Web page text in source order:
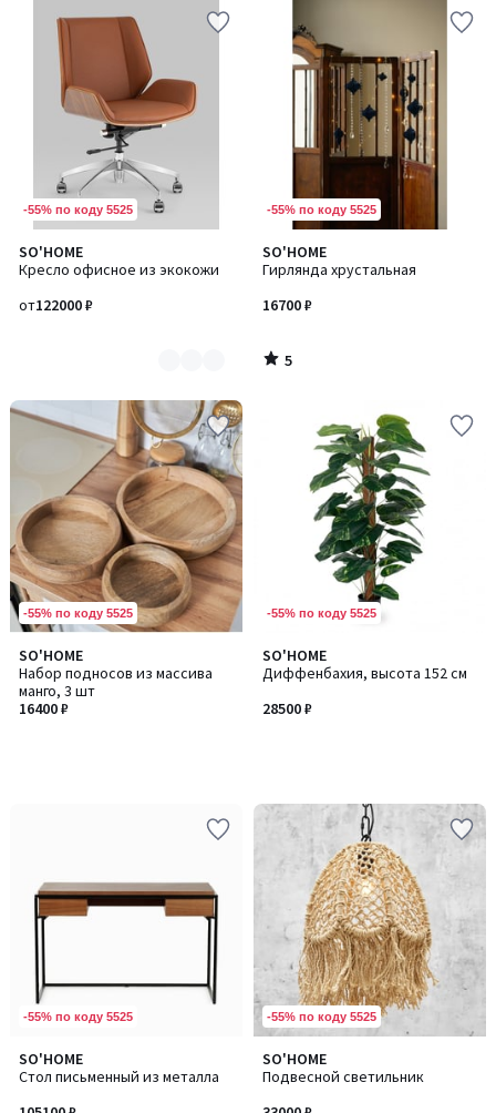
-55% по коду 5525
SO'HOME
Кресло офисное из экокожи
от122000 ₽
Количество
цветов:
-55% по коду 5525
SO'HOME
Гирлянда хрустальная
16700 ₽
5
/
5
/
-55% по коду 5525
SO'HOME
Набор подносов из массива
манго, 3 шт
16400 ₽
-55% по коду 5525
SO'HOME
Диффенбахия, высота 152 см
28500 ₽
-55% по коду 5525
SO'HOME
Стол письменный из металла
-55% по коду 5525
SO'HOME
Подвесной светильник